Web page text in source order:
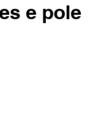
e pole